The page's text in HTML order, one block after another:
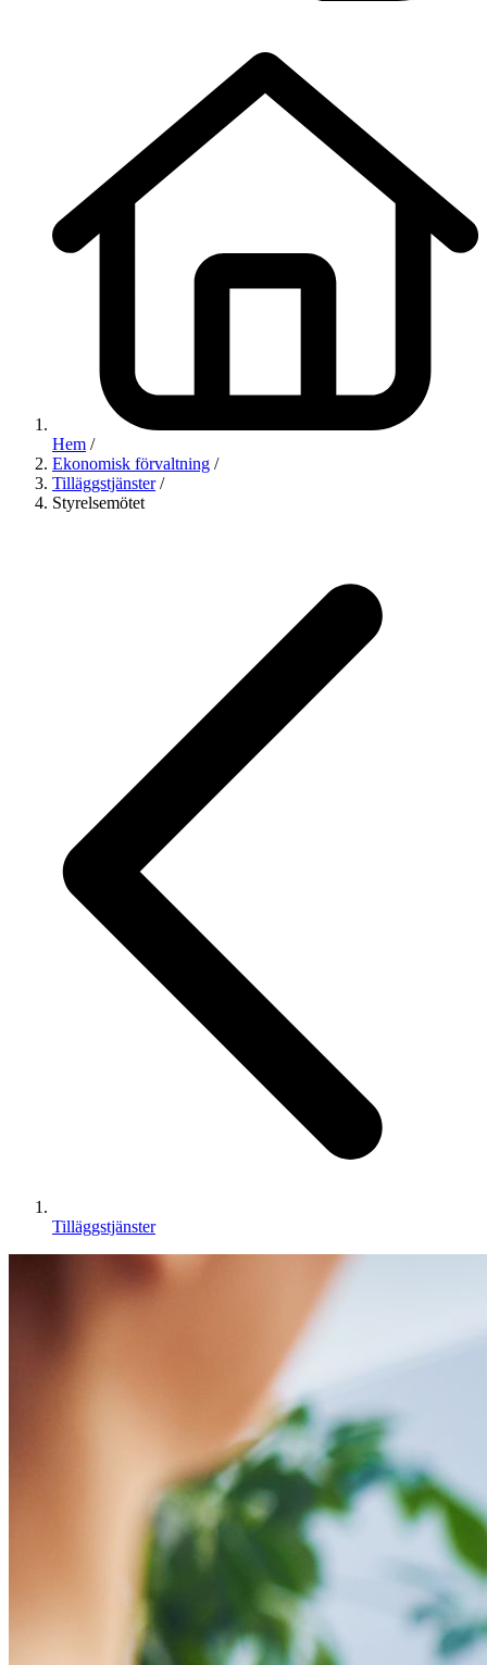
Hem /
Ekonomisk förvaltning /
Tilläggstjänster /
Styrelsemötet
Tilläggstjänster